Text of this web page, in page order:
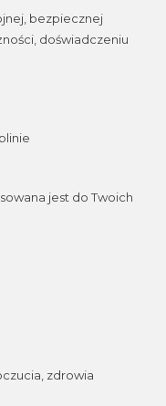
bezpiecznej
doświadczeniu
jest do Twoich
zdrowia